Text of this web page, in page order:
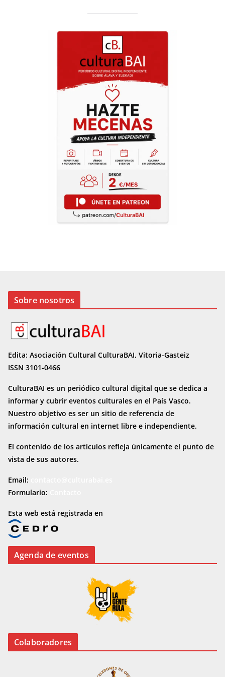
Sobre nosotros
Edita: Asociación Cultural CulturaBAI, Vitoria-Gasteiz
ISSN 3101-0466
CulturaBAI es un periódico cultural digital que se dedica a
informar y cubrir eventos culturales en el País Vasco.
Nuestro objetivo es ser un sitio de referencia de
información cultural en internet libre e independiente.
El contenido de los artículos refleja únicamente el punto de
vista de sus autores.
Email:
Formulario:
Esta web está registrada en
Agenda de eventos
Colaboradores